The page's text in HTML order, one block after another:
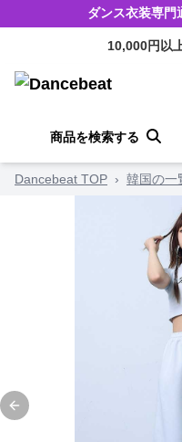
ダンス衣装専門
10,000円以
商品を検索する
Dancebeat TOP › 韓国の一
Previous slide